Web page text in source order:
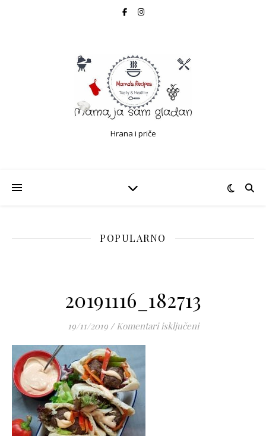
Hrana i priče
POPULARNO
20191116_182713
19/11/2019 / Komentari isključeniza